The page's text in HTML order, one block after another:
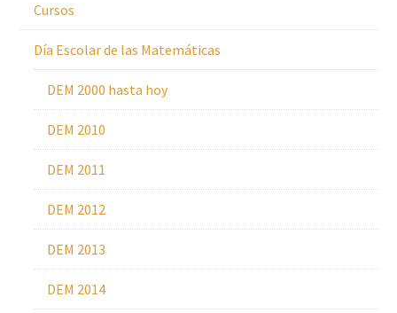
Cursos
Día Escolar de las Matemáticas
DEM 2000 hasta hoy
DEM 2010
DEM 2011
DEM 2012
DEM 2013
DEM 2014